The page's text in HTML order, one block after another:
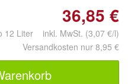
36,85 €
12 Liter inkl. MwSt. (3,07 €/l)
Versandkosten nur 8,95 €